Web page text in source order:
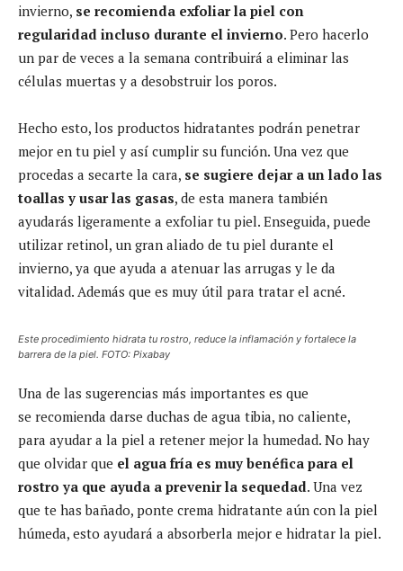
invierno, se recomienda exfoliar la piel con
regularidad incluso durante el invierno. Pero hacerlo
un par de veces a la semana contribuirá a eliminar las
células muertas y a desobstruir los poros.
Hecho esto, los productos hidratantes podrán penetrar
mejor en tu piel y así cumplir su función. Una vez que
procedas a secarte la cara, se sugiere dejar a un lado las
toallas y usar las gasas, de esta manera también
ayudarás ligeramente a exfoliar tu piel. Enseguida, puede
utilizar retinol, un gran aliado de tu piel durante el
invierno, ya que ayuda a atenuar las arrugas y le da
vitalidad. Además que es muy útil para tratar el acné.
Este procedimiento hidrata tu rostro, reduce la inflamación y fortalece la
barrera de la piel. FOTO: Pixabay
Una de las sugerencias más importantes es que
se recomienda darse duchas de agua tibia, no caliente,
para ayudar a la piel a retener mejor la humedad. No hay
que olvidar que el agua fría es muy benéfica para el
rostro ya que ayuda a prevenir la sequedad. Una vez
que te has bañado, ponte crema hidratante aún con la piel
húmeda, esto ayudará a absorberla mejor e hidratar la piel.